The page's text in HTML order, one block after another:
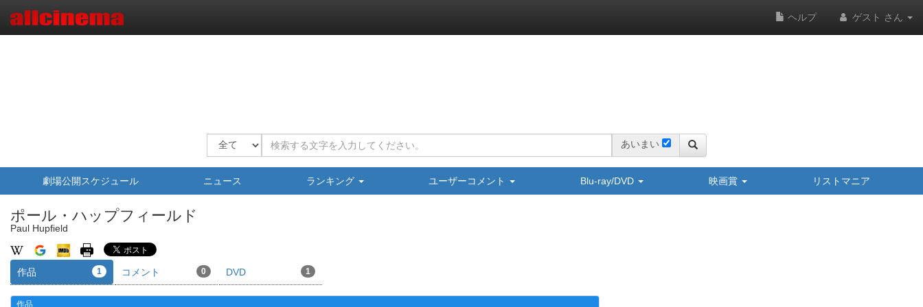
ヘルプ ゲスト さん
あいまい
劇場公開スケジュール ニュース ランキング ユーザーコメント Blu-ray/DVD 映画賞 リストマニア
ポール・ハップフィールド
Paul Hupfield
作品 1 コメント 0 DVD 1
作品